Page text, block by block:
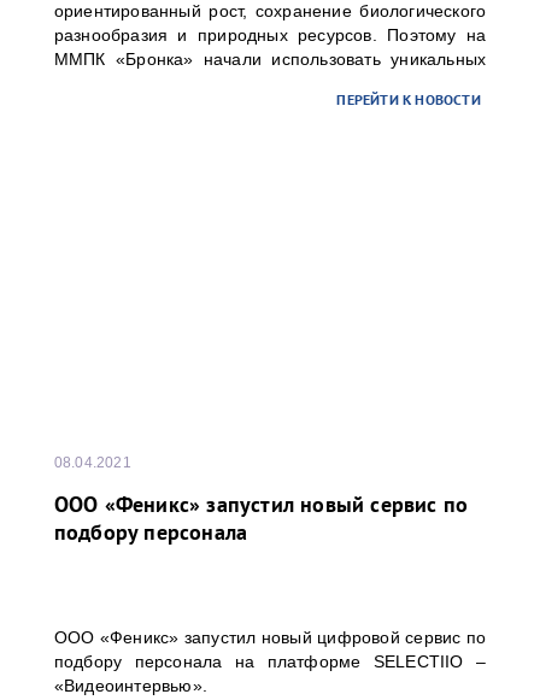
ориентированный рост, сохранение биологического
разнообразия и природных ресурсов. Поэтому на
ММПК «Бронка» начали использовать уникальных
зоны, окружающей перегрузочный комплекс, от
ПЕРЕЙТИ К НОВОСТИ
08.04.2021
ООО «Феникс» запустил новый сервис по
подбору персонала
ООО «Феникс» запустил новый цифровой сервис по
подбору персонала на платформе SELECTIIO –
«Видеоинтервью».